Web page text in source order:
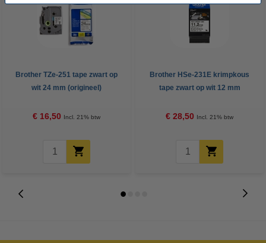
Brother TZe-251 tape zwart op
wit 24 mm (origineel)
€ 16,50 Incl. 21% btw
Brother HSe-231E krimpkous
tape zwart op wit 12 mm
€ 28,50 Incl. 21% btw